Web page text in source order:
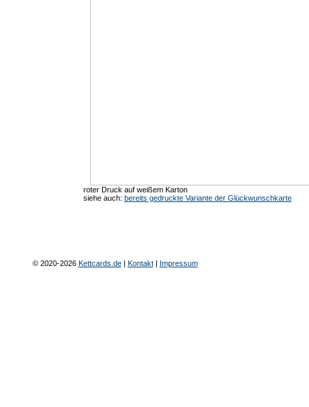
roter Druck auf weißem Karton
siehe auch: bereits gedruckte Variante der Glückwunschkarte
© 2020-2026 Kettcards.de| Kontakt| Impressum